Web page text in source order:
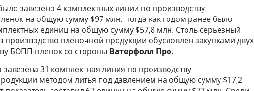
завезено 4 комплектных линии по производству
на общую сумму $97 млн. тогда как годом ранее было
единиц на общую сумму $57,8 млн. Столь серьезный
производство пленочной продукции обусловлен закупками двух
БОПП-пленок со стороны Ватерфолл Про.
31 комплектная линия по производству
методом литья под давлением на общую сумму $17,2